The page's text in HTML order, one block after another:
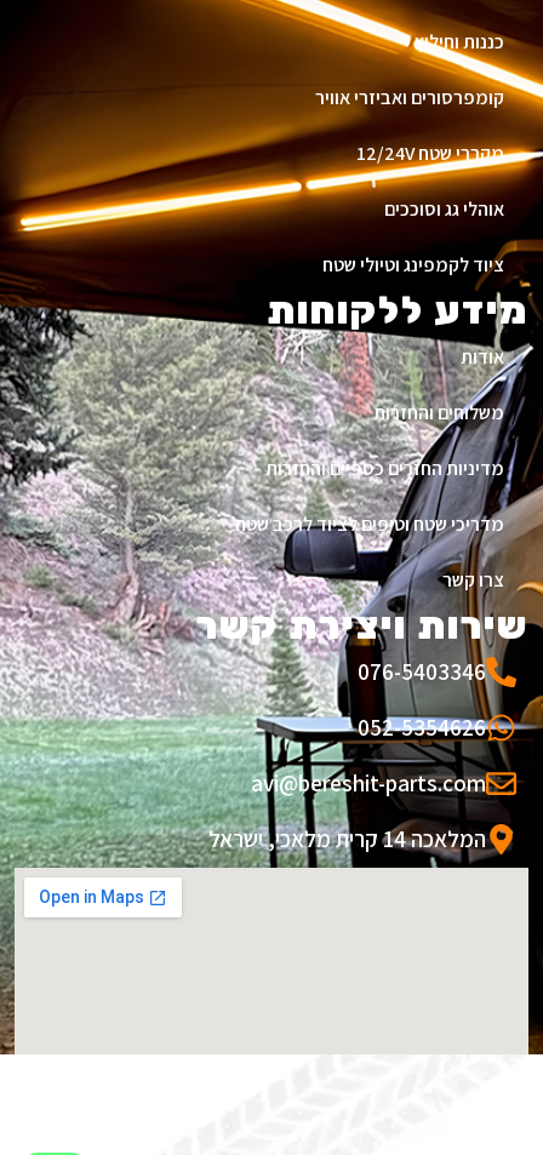
כננות וחילוץ
קומפרסורים ואביזרי אוויר
מקררי שטח 12/24V
אוהלי גג וסוככים
ציוד לקמפינג וטיולי שטח
מידע ללקוחות
אודות
משלוחים והחזרות
מדיניות החזרים כספיים והחזרות
מדריכי שטח וטיפים לציוד לרכב שטח
צרו קשר
שירות ויצירת קשר
076-5403346
052-5354626
avi@bereshit-parts.com
המלאכה 14 קרית מלאכי, ישראל